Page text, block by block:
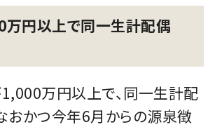
円以上で同一生計配偶
万円以上で、同一生計配
おかつ今年6月からの源泉徴